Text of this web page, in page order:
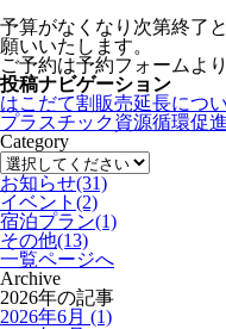
予算がなくなり次第終了
願いいたします。
ご予約は予約フォームよ
投稿ナビゲーション
はこだて割販売延長につ
プラスチック資源循環促
Category
お知らせ(31)
イベント (2)
宿泊プラン(1)
その他(13)
一覧ページへ
Archive
2026年の記事
2026年6月 (1)